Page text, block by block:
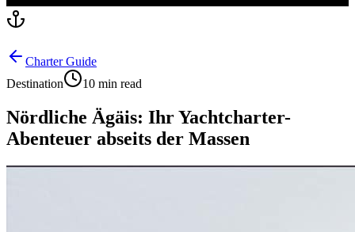
Charter Guide
Destination
10 min read
Nördliche Ägäis: Ihr Yachtcharter-
Abenteuer abseits der Massen